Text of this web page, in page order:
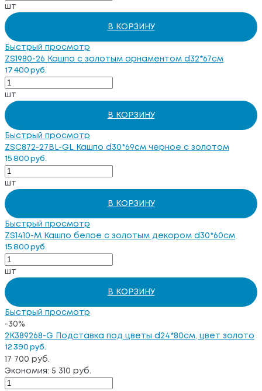
шт
В КОРЗИНУ
Быстрый просмотр
ZS1980-26 Кашпо c золотым орнаментом d32*67см
17 400 руб.
шт
В КОРЗИНУ
Быстрый просмотр
ZSC872-27BL-GL Кашпо d30*69см черное с золотом
15 800 руб.
шт
В КОРЗИНУ
Быстрый просмотр
ZS1410-M Кашпо белое с золотым декором d30*60см
15 800 руб.
шт
В КОРЗИНУ
Быстрый просмотр
-30%
2K389268-G Подставка под цветы d24*80cм, цвет золото
12 390 руб.
17 700 руб.
Экономия: 5 310 руб.